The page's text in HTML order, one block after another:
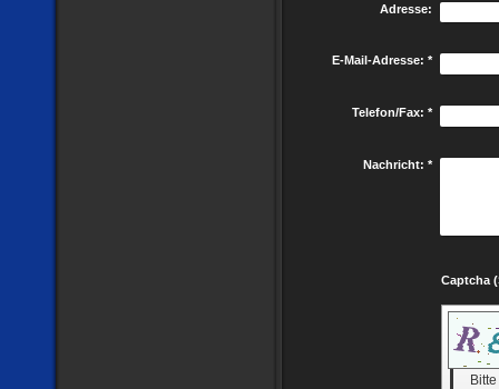
Adresse:
E-Mail-Adresse: *
Telefon/Fax: *
Nachricht: *